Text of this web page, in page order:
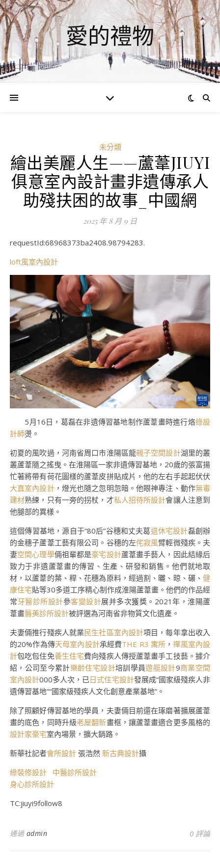
愛的禮物
未分類
繪出美麗人生——蘆葦JIUYI
俱意室內設計畫非遺傳承人
助殘扶困的故事_中國網
2025 年 8 月 9 日
requestId:68968373ba2408.98794283.
loft風室內設計
5月16日，葛磊在非遺傳習基地制作蘆葦畫時進行烙綠設
計師燙。
初夏的風吹過，河南省周口市淮陽區龍親子空間設計湖里的叢
叢蘆葦隨之搖曳。在淮陽區一家非遺傳習基地，20歲的張富揚
忙著將帶有荷花圖樣的蘆葦皮拼貼成片，他的左右手起起伏伏
大直室內設計，燈光也隨之忽明忽暗。他眼神專注、動作無毒
建材熟練，只有一旁的拐杖，才私人招待所設計會讓人注意到
他腿部的異樣。
這個傳習基地，源自于“80后”谷穗和丈夫葛退休宅設計磊創辦
的金穗子蘆葦工藝有限公司。谷穗的左侘寂風臂輕微殘疾。夫
妻空間心理學倆祖輩都是豪宅設計蘆葦畫手藝人，因此結緣后
致力于非遺蘆葦畫的傳習、生產、研發和銷售。他們就地取
材，以蘆葦的葉、稈、花穗為原料，經過割、曬、晾、碾、 健
康住宅貼等30多道工序精心制作成淮陽蘆葦畫。他們的作品經
常牙醫診所設計參客變設計展并多次獲獎。2021年，淮陽蘆
葦畫醫美診所設計被評選為河南省非物質文化遺產。
夫妻倆推行殘疾人就業民生社區室內設計項目，每年拿出收入
的20%作為傳天母室內設計承經費THE R3 寓所 ，禪風室內設
計包吃包住免養生住宅費向殘疾人傳授蘆葦畫手工技藝。據介
紹，公司至今累計樂齡住宅設計培訓學員遊艇設計9商業空間
室內設計000多人次，已日式住宅設計發展成“國家級殘疾人非
遺傳習基地”“國家級殘疾人文化創意產業基地”。
除了照顧好傳習基地的學員，夫妻倆目前還在琢磨著擴展蘆葦
畫的底色，同時升級老屋翻新畫框，讓蘆葦畫適合更多風格的
設計家豪宅室內場景，擴大銷路。
新華社記者會所設計 張浩然 新古典設計攝
綠裝修設計
中醫診所設計
身心診所設計
TC:jiuyi9follow8
通過 admin 0 評論